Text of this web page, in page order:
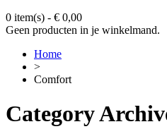
0 item(s) - € 0,00
Geen producten in je winkelmand.
Home
>
Comfort
Category